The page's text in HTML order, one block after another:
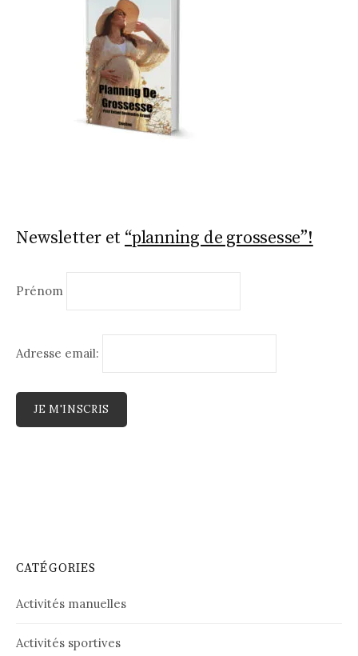
Newsletter et “planning de grossesse”!
Prénom
Adresse email:
CATÉGORIES
Activités manuelles
Activités sportives